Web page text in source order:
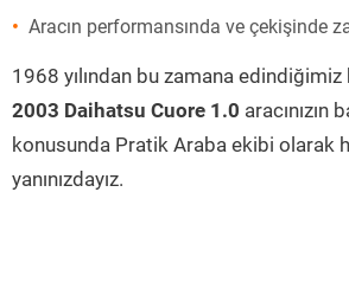
Aracın performansında ve çekişinde
1968 yılından bu zamana
2003 Daihatsu Cuore 1.0 aracınızın
konusunda Pratik Araba ekibi olarak
yanınızdayız.